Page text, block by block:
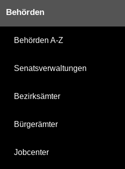
Behörden
Behörden A-Z
Senatsverwaltungen
Bezirksämter
Bürgerämter
Jobcenter